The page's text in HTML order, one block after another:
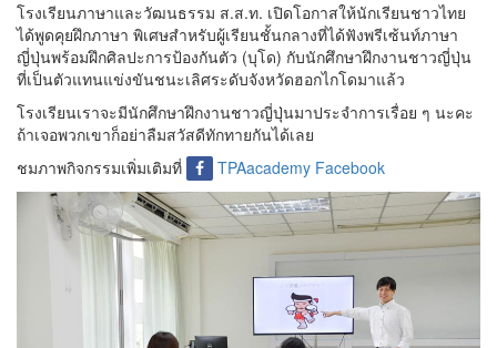
โรงเรียนภาษาและวัฒนธรรม ส.ส.ท. เปิดโอกาสให้นักเรียนชาวไทย
ได้พูดคุยฝึกภาษา พิเศษสำหรับผู้เรียนชั้นกลางที่ได้ฟังพรีเซ้นท์ภาษา
ญี่ปุ่นพร้อมฝึกศิลปะการป้องกันตัว (บุโด) กับนักศึกษาฝึกงานชาวญี่ปุ่น
ที่เป็นตัวแทนแข่งขันชนะเลิศระดับจังหวัดฮอกไกโดมาแล้ว
โรงเรียนเราจะมีนักศึกษาฝึกงานชาวญี่ปุ่นมาประจำการเรื่อย ๆ นะคะ
ถ้าเจอพวกเขาก็อย่าลืมสวัสดีทักทายกันได้เลย
ชมภาพกิจกรรมเพิ่มเติมที่
TPAacademy Facebook